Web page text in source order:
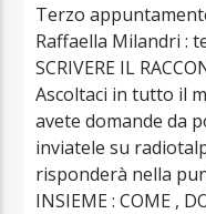
Terzo
Raffaella Milandri :
SCRIVERE IL
Ascoltaci in tutto il
avete domande da
inviatele su
risponderà nella
INSIEME : COME ,